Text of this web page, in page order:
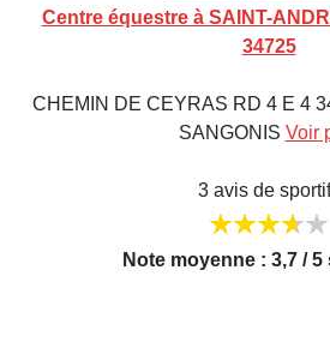
Centre équestre à SAINT-
34725
CHEMIN DE CEYRAS RD 4 E 4
SANGONIS Voir
3 avis de
Note moyenne : 3,7 /